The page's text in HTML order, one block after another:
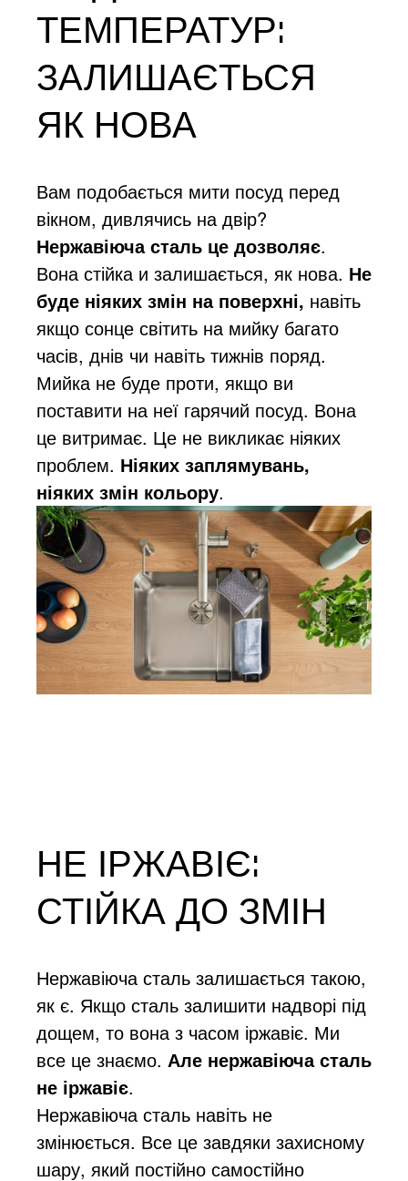
ТЕМПЕРАТУР:
ЗАЛИШАЄТЬСЯ
ЯК НОВА
Вам подобається мити посуд перед
вікном, дивлячись на двір?
Нержавіюча сталь це дозволяє.
Вона стійка и залишається, як нова. Не
буде ніяких змін на поверхні, навіть
якщо сонце світить на мийку багато
часів, днів чи навіть тижнів поряд.
Мийка не буде проти, якщо ви
поставити на неї гарячий посуд. Вона
це витримає. Це не викликає ніяких
проблем. Ніяких заплямувань,
ніяких змін кольору.
НЕ ІРЖАВІЄ:
СТІЙКА ДО ЗМІН
Нержавіюча сталь залишається такою,
як є. Якщо сталь залишити надворі під
дощем, то вона з часом іржавіє. Ми
все це знаємо. Але нержавіюча сталь
не іржавіє.
Нержавіюча сталь навіть не
змінюється. Все це завдяки захисному
шару, який постійно самостійно